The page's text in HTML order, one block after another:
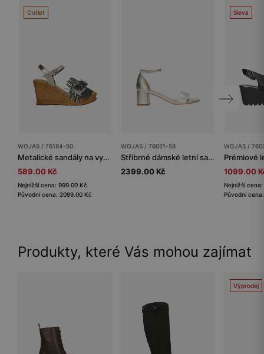
Outlet
WOJAS / 76184-50
Metalické sandály na vysokém klínu s ozdobou na řemínku
589.00 Kč
Nejnižší cena: 999.00 Kč
Původní cena: 2099.00 Kč
WOJAS / 76051-58
Stříbrné dámské letní sandálky na vysokém podpatku
2399.00 Kč
Sleva
WOJAS /
1099.00
Nejnižší
Původní
Produkty, které Vás mohou zajímat
Výprodej